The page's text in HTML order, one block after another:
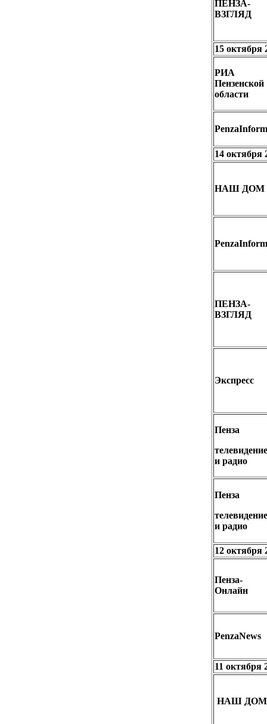
ПЕНЗА-
ВЗГЛЯД
15 октября
РИА
Пензенской
области
PenzaInform
14 октября
НАШ ДОМ
PenzaInform
ПЕНЗА-
ВЗГЛЯД
Экспресс
Пенза
телевидение
и радио
Пенза
телевидение
и радио
12 октября
Пенза-
Онлайн
PenzaNews
11 октября
НАШ ДОМ